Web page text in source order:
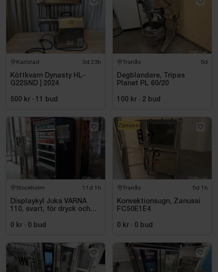
Karlstad 3d 23h
Köttkvarn Dynasty HL-
G22SND | 2024
500 kr · 11 bud
Tranås 5d
Degblandare, Tripas
Planet PL 60/20
100 kr · 2 bud
Stockholm 11d 1h
Displaykyl Juka VARNA
110, svart, för dryck och
0 kr · 0 bud
Tranås 5d 1h
Konvektionsugn, Zanussi
FC50E1E4
0 kr · 0 bud
Zanussi